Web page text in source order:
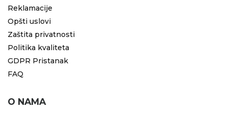
Reklamacije
Opšti uslovi
Zaštita privatnosti
Politika kvaliteta
GDPR Pristanak
FAQ
O NAMA